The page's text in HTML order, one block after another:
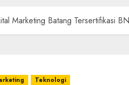
Marketing Batang Tersertifikasi
Teknologi